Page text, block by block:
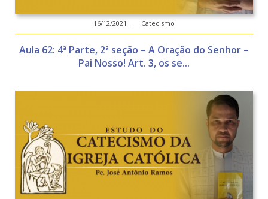
16/12/2021 . Catecismo
Aula 62: 4ª Parte, 2ª seção – A Oração do Senhor –
Pai Nosso! Art. 3, os se...